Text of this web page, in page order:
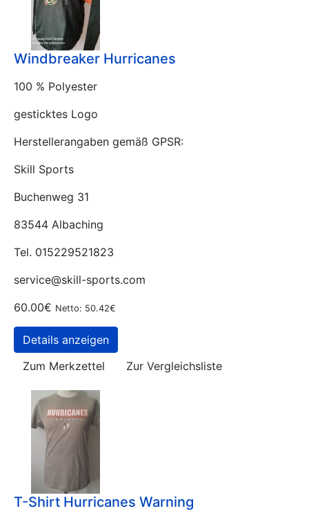
Windbreaker Hurricanes
100 % Polyester
gesticktes Logo
Herstellerangaben gemäß GPSR:
Skill Sports
Buchenweg 31
83544 Albaching
Tel. 015229521823
service@skill-sports.com
60.00€ Netto: 50.42€
Details anzeigen
Zum Merkzettel
Zur Vergleichsliste
T-Shirt Hurricanes Warning